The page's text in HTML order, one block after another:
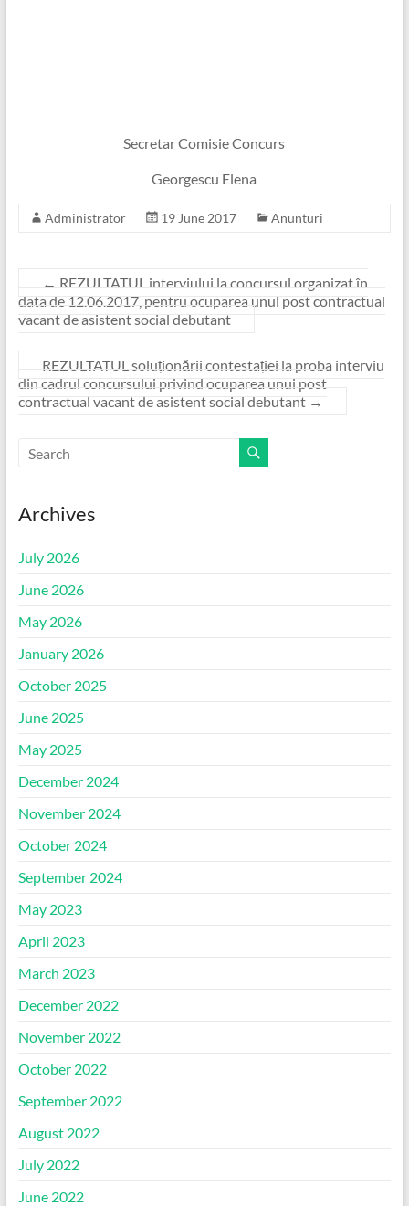
Secretar Comisie Concurs
Georgescu Elena
Administrator 19 June 2017 Anunturi
← REZULTATUL interviului la concursul organizat în
data de 12.06.2017, pentru ocuparea unui post contractual
vacant de asistent social debutant
REZULTATUL soluționării contestației la proba interviu
din cadrul concursului privind ocuparea unui post
contractual vacant de asistent social debutant →
Archives
July 2026
June 2026
May 2026
January 2026
October 2025
June 2025
May 2025
December 2024
November 2024
October 2024
September 2024
May 2023
April 2023
March 2023
December 2022
November 2022
October 2022
September 2022
August 2022
July 2022
June 2022